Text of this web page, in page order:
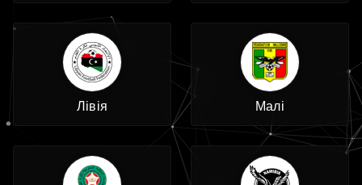
Лівія Малі